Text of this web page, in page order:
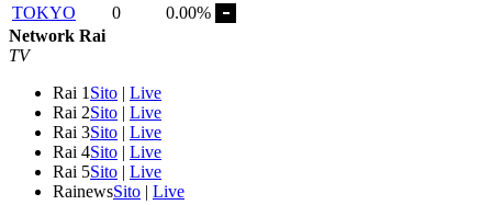
TOKYO
0
0.00%
Network Rai
TV
Rai 1 Sito | Live
Rai 2Sito | Live
Rai 3Sito | Live
Rai 4Sito | Live
Rai 5Sito | Live
RainewsSito | Live